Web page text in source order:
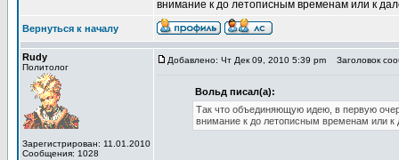
внимание к до летописным временам или к
Вернуться к началу
Rudy
Политолог
Зарегистрирован: 11.01.2010
Сообщения: 1028
Добавлено: Чт Дек 09, 2010 5:39 pm Заголовок
Вольд писал(а):
Так что объединяющую идею, в первую
внимание к до летописным временам или к